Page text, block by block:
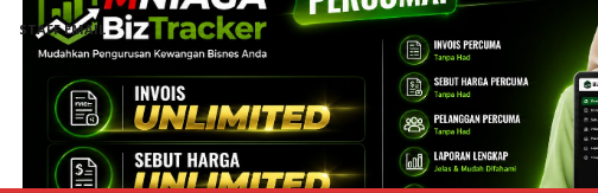
STAFF EMAIL
Advertisement